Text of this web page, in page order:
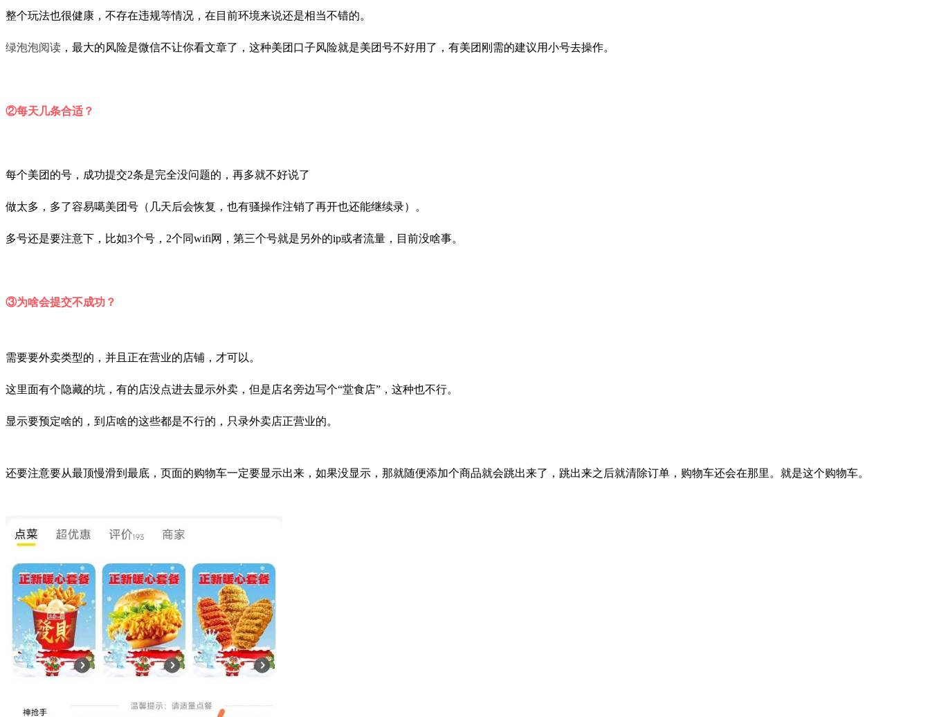
整个玩法也很健康，不存在违规等情况，在目前环境来说还是相当不错的。
绿泡泡阅读 ，最大的风险是微信不让你看文章了，这种美团口子风险就是美团号不好用了，有美团刚需的建议用小号去操作。
②每天几条合适？
每个美团的号，成功提交2条是完全没问题的，再多就不好说了
做太多，多了容易噶美团号（几天后会恢复，也有骚操作注销了再开也还能继续录）。
多号还是要注意下，比如3个号，2个同wifi网，第三个号就是另外的ip或者流量，目前没啥事。
③为啥会提交不成功？
需要要外卖类型的，并且正在营业的店铺，才可以。
这里面有个隐藏的坑， 有的店没点进去显示外卖，但是店名旁边写个“堂食店”，这种也不行。
显示要预定啥的，到店啥的这些都是不行的，只录外卖店正营业的。
还要注意要从最顶慢滑到最底，页面的购物车一定要显示出来，如果没显示，那就随便添加个商品就会跳出来了，跳出来之后就清除订单，购物车还会在那里。就是这个购物车。